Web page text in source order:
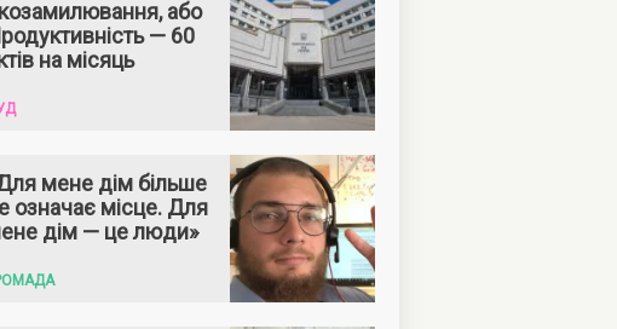
або
— 60
на місяць
мене дім більше
означає місце. Для
дім — це люди»